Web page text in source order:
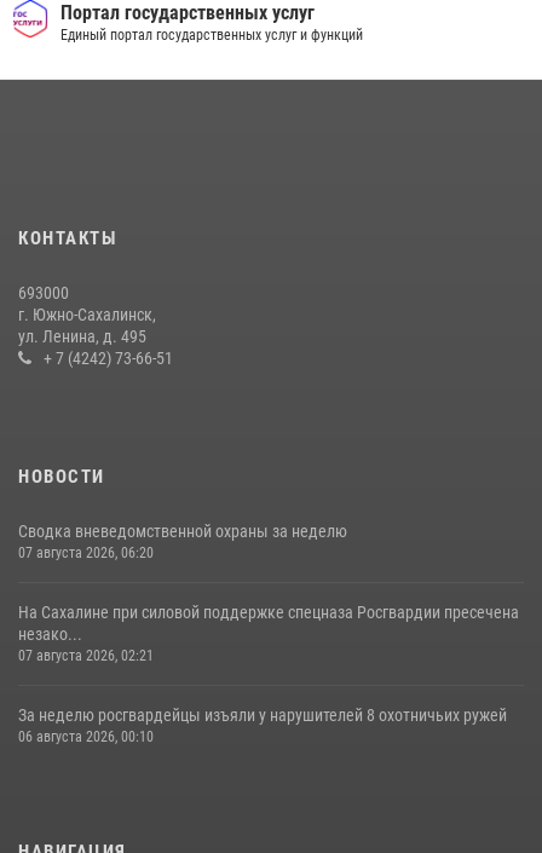
17 июля 2026, 04:37
Портал государственных услуг
Единый портал государственных услуг и функций
КОНТАКТЫ
693000
г. Южно-Сахалинск,
ул. Ленина, д. 495
+ 7 (4242) 73-66-51
НОВОСТИ
Сводка вневедомственной охраны за неделю
07 августа 2026, 06:20
На Сахалине при силовой поддержке спецназа Росгвардии пресечена
незако...
07 августа 2026, 02:21
За неделю росгвардейцы изъяли у нарушителей 8 охотничьих ружей
06 августа 2026, 00:10